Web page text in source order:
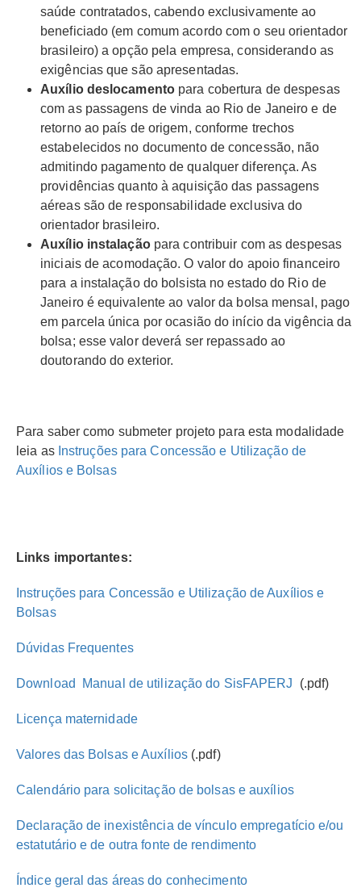
saúde contratados, cabendo exclusivamente ao
beneficiado (em comum acordo com o seu orientador
brasileiro) a opção pela empresa, considerando as
exigências que são apresentadas.
Auxílio deslocamento para cobertura de despesas
com as passagens de vinda ao Rio de Janeiro e de
retorno ao país de origem, conforme trechos
estabelecidos no documento de concessão, não
admitindo pagamento de qualquer diferença. As
providências quanto à aquisição das passagens
aéreas são de responsabilidade exclusiva do
orientador brasileiro.
Auxílio instalação para contribuir com as despesas
iniciais de acomodação. O valor do apoio financeiro
para a instalação do bolsista no estado do Rio de
Janeiro é equivalente ao valor da bolsa mensal, pago
em parcela única por ocasião do início da vigência da
bolsa; esse valor deverá ser repassado ao
doutorando do exterior.
Para saber como submeter projeto para esta modalidade
leia as Instruções para Concessão e Utilização de
Auxílios e Bolsas
Links importantes:
Instruções para Concessão e Utilização de Auxílios e
Bolsas
Dúvidas Frequentes
Download  Manual de utilização do SisFAPERJ (.pdf)
Licença maternidade
Valores das Bolsas e Auxílios(.pdf)
Calendário para solicitação de bolsas e auxílios
Declaração de inexistência de vínculo empregatício e/ou
estatutário e de outra fonte de rendimento
Índice geral das áreas do conhecimento